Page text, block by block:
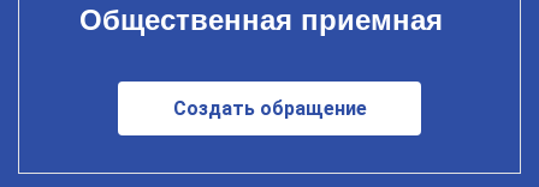
Общественная приемная
Создать обращение